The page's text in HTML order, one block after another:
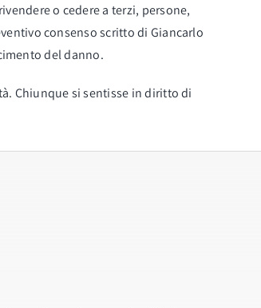
o cedere a terzi, persone,
consenso scritto di Giancarlo
del danno.
Chiunque si sentisse in diritto di